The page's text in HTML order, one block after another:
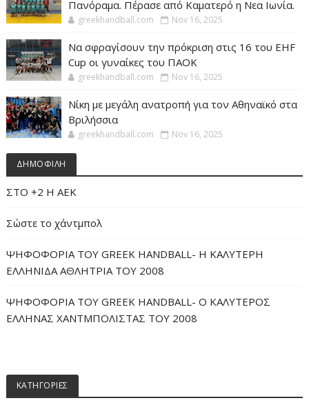
Πανόραμα. Πέρασε από Καματερό η Νεα Ιωνία.
greekhandball.com Nov 16, 2025
Να σφραγίσουν την πρόκριση στις 16 του EHF
Cup οι γυναίκες του ΠΑΟΚ
greekhandball.com Nov 16, 2025
Νίκη με μεγάλη ανατροπή για τον Αθηναϊκό στα
Βριλήσσια
greekhandball.com Nov 16, 2025
ΔΗΜΟΦΙΛΗ
ΣΤΟ +2 Η ΑΕΚ
Σώστε το χάντμπολ
ΨΗΦΟΦΟΡΙΑ ΤΟΥ GREEK HANDBALL- H ΚΑΛΥΤΕΡΗ
ΕΛΛΗΝΙΔΑ ΑΘΛΗΤΡΙΑ ΤΟΥ 2008
ΨΗΦΟΦΟΡΙΑ ΤΟΥ GREEK HANDBALL- O ΚΑΛΥΤΕΡΟΣ
ΕΛΛΗΝΑΣ ΧΑΝΤΜΠΟΛΙΣΤΑΣ ΤΟΥ 2008
ΚΑΤΗΓΟΡΙΕΣ